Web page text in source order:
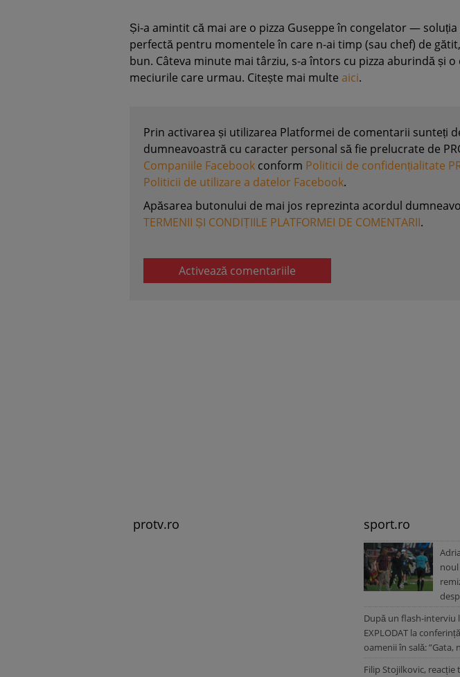
Și-a amintit că mai are o pizza Guseppe în congelator —
perfectă pentru momentele în care n-ai timp (sau chef) de
bun. Câteva minute mai târziu, s-a întors cu pizza aburindă și
meciurile care urmau. Citește mai multe aici.
Prin activarea și utilizarea Platformei de comentarii sunteți
dumneavoastră cu caracter personal să fie prelucrate de
Companiile Facebook conform Politicii de confidențialitate
Politicii de utilizare a datelor Facebook.
Apăsarea butonului de mai jos reprezinta acordul
TERMENII ȘI CONDIȚIILE PLATFORMEI DE COMENTARII.
Activează comentariile
protv.ro sport.ro
După un flash-interviu
EXPLODAT la
oamenii în sală: ”Gata,
Filip Stojilkovic,